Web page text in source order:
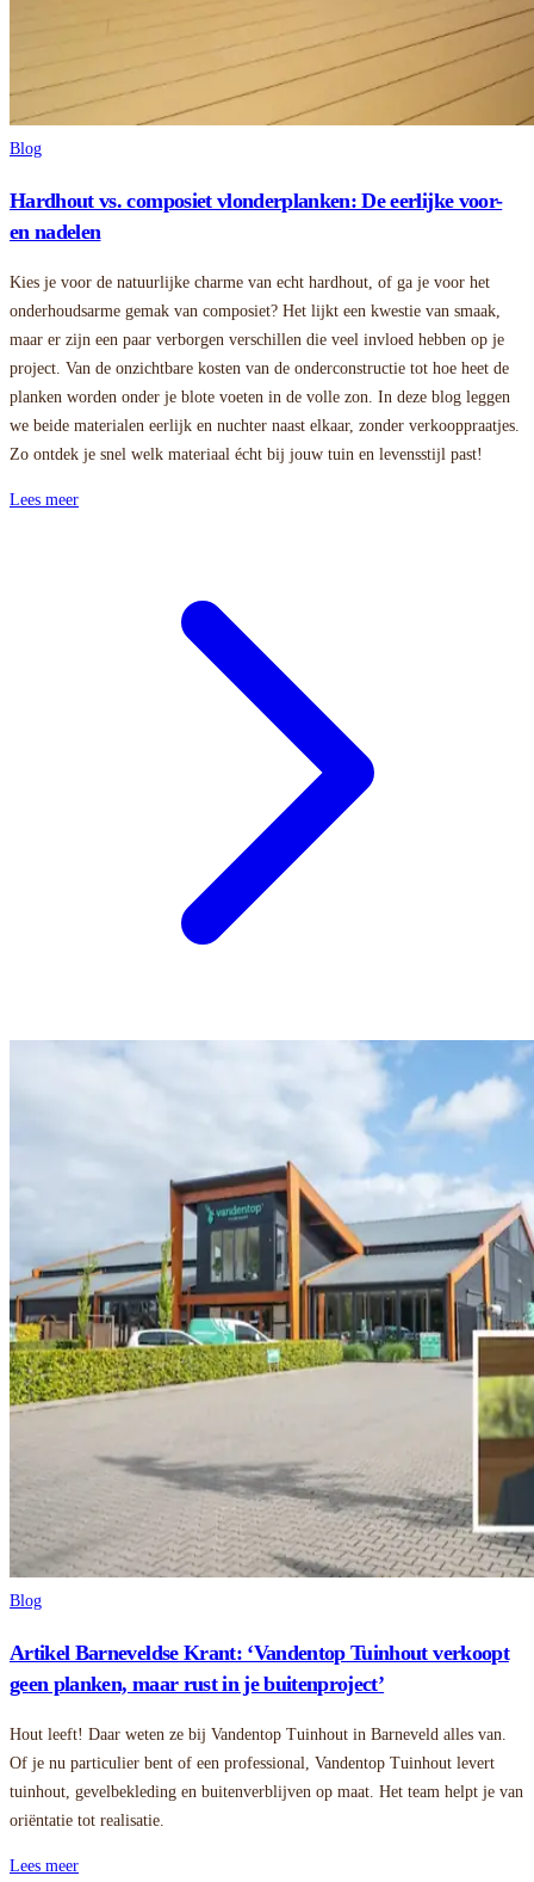
Blog
Hardhout vs. composiet vlonderplanken: De eerlijke voor-
en nadelen
Kies je voor de natuurlijke charme van echt hardhout, of ga je voor het
onderhoudsarme gemak van composiet? Het lijkt een kwestie van smaak,
maar er zijn een paar verborgen verschillen die veel invloed hebben op je
project. Van de onzichtbare kosten van de onderconstructie tot hoe heet de
planken worden onder je blote voeten in de volle zon. In deze blog leggen
we beide materialen eerlijk en nuchter naast elkaar, zonder verkooppraatjes.
Zo ontdek je snel welk materiaal écht bij jouw tuin en levensstijl past!
Lees meer
Blog
Artikel Barneveldse Krant: ‘Vandentop Tuinhout verkoopt
geen planken, maar rust in je buitenproject’
Hout leeft! Daar weten ze bij Vandentop Tuinhout in Barneveld alles van.
Of je nu particulier bent of een professional, Vandentop Tuinhout levert
tuinhout, gevelbekleding en buitenverblijven op maat. Het team helpt je van
oriëntatie tot realisatie.
Lees meer